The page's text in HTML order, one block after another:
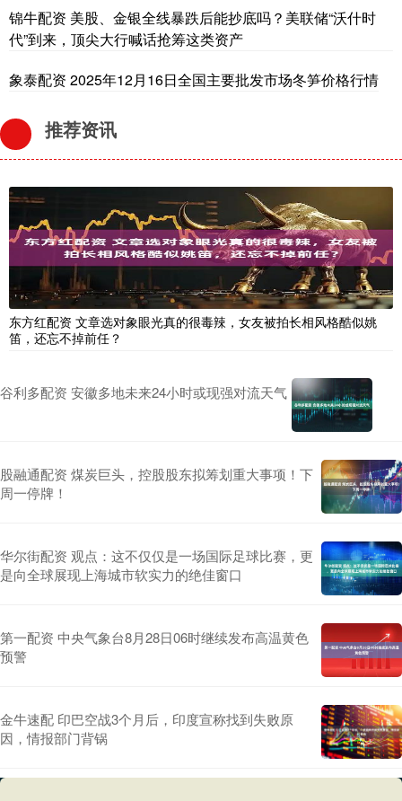
锦牛配资 美股、金银全线暴跌后能抄底吗？美联储“沃什时
代”到来，顶尖大行喊话抢筹这类资产
象泰配资 2025年12月16日全国主要批发市场冬笋价格行情
推荐资讯
东方红配资 文章选对象眼光真的很毒辣，女友被拍长相风格酷似姚
笛，还忘不掉前任？
谷利多配资 安徽多地未来24小时或现强对流天气
股融通配资 煤炭巨头，控股股东拟筹划重大事项！下
周一停牌！
华尔街配资 观点：这不仅仅是一场国际足球比赛，更
是向全球展现上海城市软实力的绝佳窗口
第一配资 中央气象台8月28日06时继续发布高温黄色
预警
金牛速配 印巴空战3个月后，印度宣称找到失败原
因，情报部门背锅